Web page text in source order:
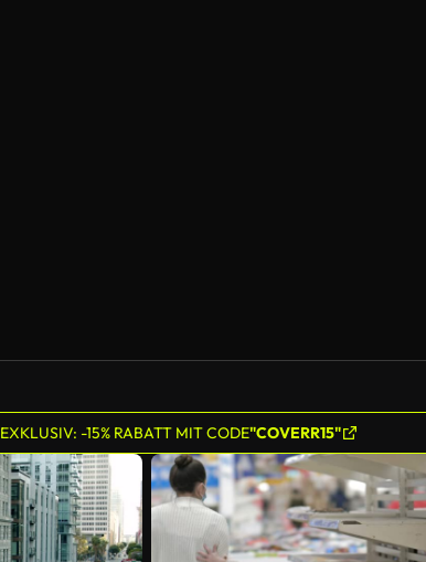
EXKLUSIV: -15% RABATT MIT CODE"COVERR15"